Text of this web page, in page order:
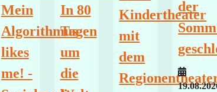
Mein
Algorithmus
likes
me! -
In 80
Tagen
um
die
Kindertheater
mit
dem
der